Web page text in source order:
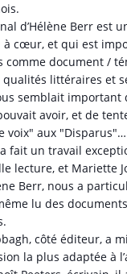
d’Hélène Berr est
à cœur, et qui est
comme document /
qualités littéraires et
semblait important
avoir, et de
voix" aux "Disparus"…
fait un travail
lecture, et Mariette
Berr, nous a
lu des
côté éditeur, a
la plus adaptée à